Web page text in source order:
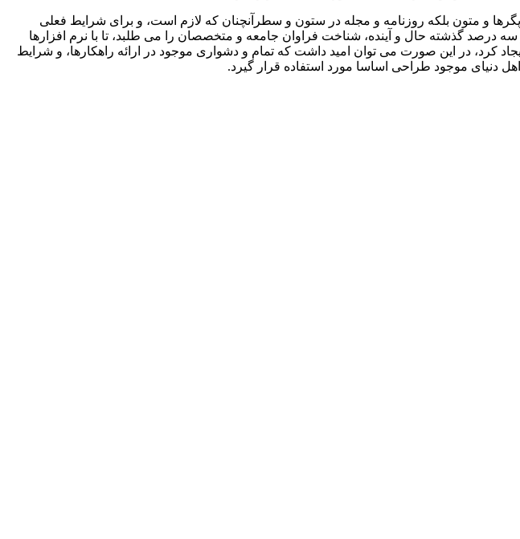
و متون بلکه روزنامه و مجله در ستون و سطرآنچنان که لازم است، و برای شرایط فعلی
درصد گذشته حال و آینده، شناخت فراوان جامعه و متخصصان را می طلبد، تا با نرم افزارها
کرد، در این صورت می توان امید داشت که تمام و دشواری موجود در ارائه راهکارها، و شرایط
دنیای موجود طراحی اساسا مورد استفاده قرار گیرد.